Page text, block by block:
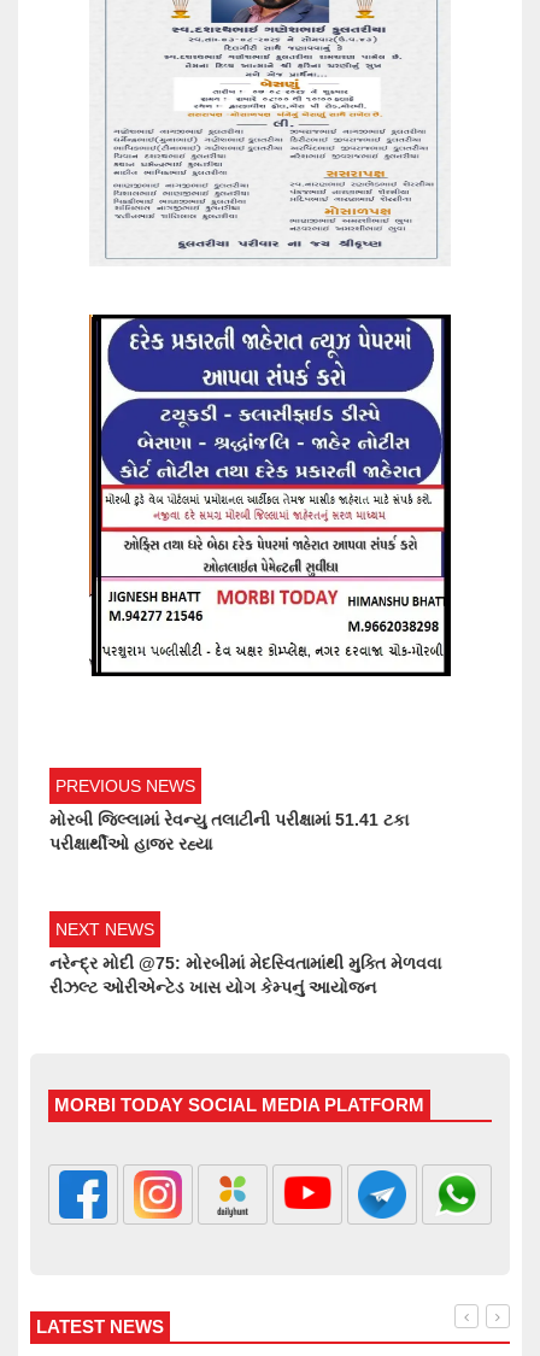
PREVIOUS NEWS
મોરબી જિલ્લામાં રેવન્યુ તલાટીની પરીક્ષામાં 51.41 ટકા
પરીક્ષાર્થીઓ હાજર રહ્યા
NEXT NEWS
નરેન્દ્ર મોદી @75: મોરબીમાં મેદસ્વિતામાંથી મુક્તિ મેળવવા
રીઝલ્ટ ઓરીએન્ટેડ ખાસ યોગ કેમ્પનું આયોજન
MORBI TODAY SOCIAL MEDIA PLATFORM
LATEST NEWS